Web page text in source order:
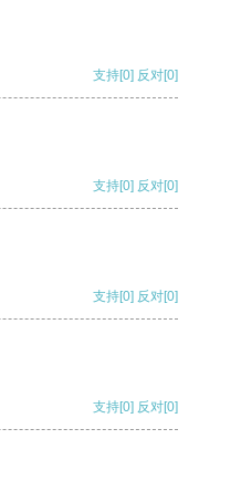
支持[0] 反对[0]
支持[0] 反对[0]
支持[0] 反对[0]
支持[0] 反对[0]